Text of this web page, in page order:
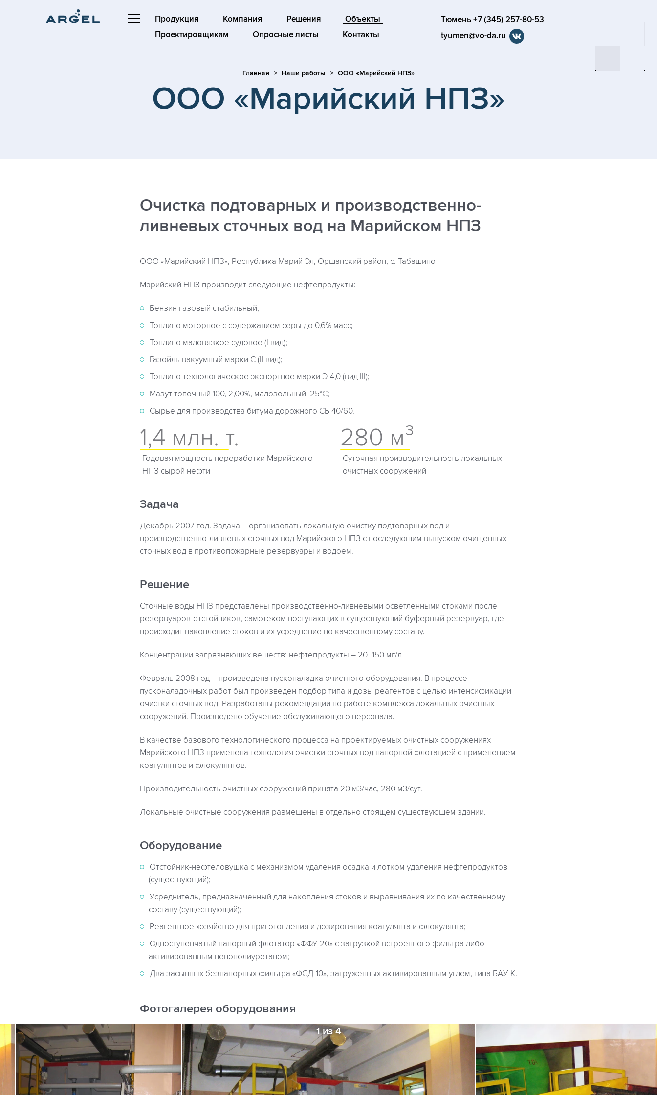
Продукция Компания Решения
Объекты
Проектировщикам
Опросные листы Контакты
Тюмень +7 (345) 257-80-53
tyumen@vo-da.ru
Главная Наши работы ООО «Марийский НПЗ»
ООО «Марийский НПЗ»
Очистка подтоварных и производственно-
ливневых сточных вод на Марийском НПЗ
ООО «Марийский НПЗ», Республика Марий Эл, Оршанский район, с. Табашино
Марийский НПЗ производит следующие нефтепродукты:
Бензин газовый стабильный;
Топливо моторное с содержанием серы до 0,6% масс;
Топливо маловязкое судовое (I вид);
Газойль вакуумный марки С (II вид);
Топливо технологическое экспортное марки Э-4,0 (вид III);
Мазут топочный 100, 2,00%, малозольный, 25°С;
Сырье для производства битума дорожного СБ 40/60.
1,4 млн. т.
Годовая мощность переработки Марийского
НПЗ сырой нефти
280 м³
Суточная производительность локальных
очистных сооружений
Задача
Декабрь 2007 год. Задача – организовать локальную очистку подтоварных вод и
производственно-ливневых сточных вод Марийского НПЗ с последующим выпуском очищенных
сточных вод в противопожарные резервуары и водоем.
Решение
Сточные воды НПЗ представлены производственно-ливневыми осветленными стоками после
резервуаров-отстойников, самотеком поступающих в существующий буферный резервуар, где
происходит накопление стоков и их усреднение по качественному составу.
Концентрации загрязняющих веществ: нефтепродукты – 20…150 мг/л.
Февраль 2008 год – произведена пусконаладка очистного оборудования. В процессе
пусконаладочных работ был произведен подбор типа и дозы реагентов с целью интенсификации
очистки сточных вод. Разработаны рекомендации по работе комплекса локальных очистных
сооружений. Произведено обучение обслуживающего персонала.
В качестве базового технологического процесса на проектируемых очистных сооружениях
Марийского НПЗ применена технология очистки сточных вод напорной флотацией с применением
коагулянтов и флокулянтов.
Производительность очистных сооружений принята 20 м3/час, 280 м3/сут.
Локальные очистные сооружения размещены в отдельно стоящем существующем здании.
Оборудование
Отстойник-нефтеловушка с механизмом удаления осадка и лотком удаления нефтепродуктов
(существующий);
Усреднитель, предназначенный для накопления стоков и выравнивания их по качественному
составу (существующий);
Реагентное хозяйство для приготовления и дозирования коагулянта и флокулянта;
Одноступенчатый напорный флотатор «ФФУ-20» с загрузкой встроенного фильтра либо
активированным пенополиуретаном;
Два засыпных безнапорных фильтра «ФСД-10», загруженных активированным углем, типа БАУ-К.
Фотогалерея оборудования
1 из 4